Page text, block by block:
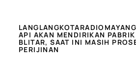
API AKAN MENDIRIKAN
BLITAR, SAAT INI MASIH
PERIJINAN